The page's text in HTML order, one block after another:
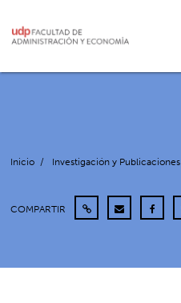
Inicio / Investigación y Publicaciones
COMPARTIR